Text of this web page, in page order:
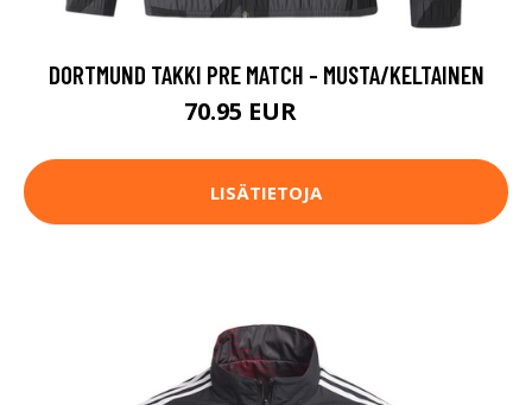
DORTMUND TAKKI PRE MATCH - MUSTA/KELTAINEN
70.95 EUR
LISÄTIETOJA